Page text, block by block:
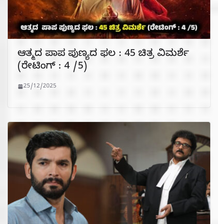
ಆತ್ಮದ ಪಾಪ ಪುಣ್ಯದ ಫಲ : 45 ಚಿತ್ರ ವಿಮರ್ಶೆ
(ರೇಟಿಂಗ್ : 4 /5)
25/12/2025